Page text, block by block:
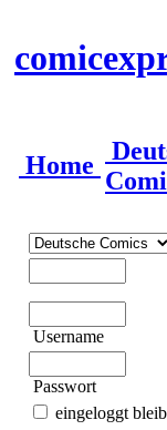
Home
Username
Passwort
eingeloggt